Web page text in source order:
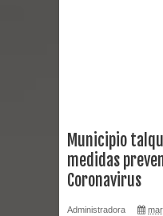
equipos
Municipio
medidas
Coronavirus
Administradora